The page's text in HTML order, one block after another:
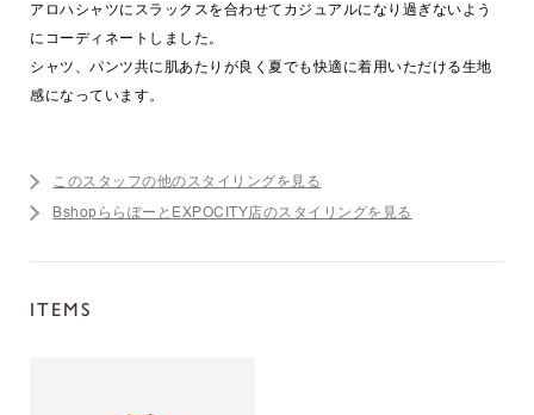
アロハシャツにスラックスを合わせてカジュアルになり過ぎないよう
にコーディネートしました。
シャツ、パンツ共に肌あたりが良く夏でも快適に着用いただける生地
感になっています。
このスタッフの他のスタイリングを見る
BshopららぽーとEXPOCITY店のスタイリングを見る
ITEMS